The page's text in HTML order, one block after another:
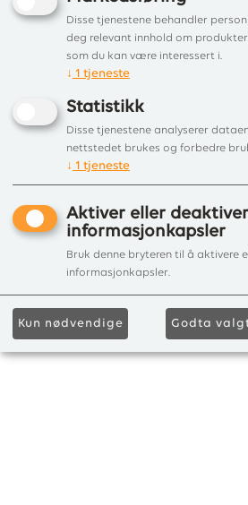
Disse tjenestene behandler
deg relevant innhold om
som du kan være interessert i.
↓ 1 tjeneste
Statistikk
Disse tjenestene analyserer
nettstedet brukes og forbedre
↓ 1 tjeneste
Aktiver eller
informasjonkapsler
Bruk denne bryteren til å aktivere
informasjonkapsler.
Kun nødvendige Godta